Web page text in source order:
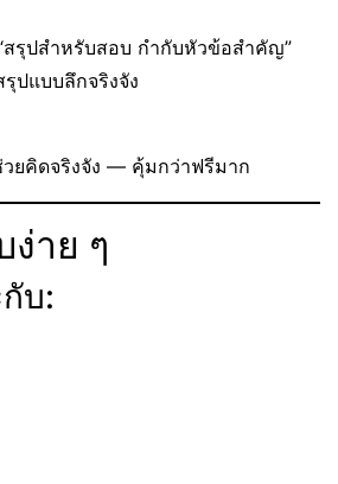
สรุปสำหรับสอบ กำกับหัวข้อสำคัญ”
รุปแบบลึกจริงจัง
ยคิดจริงจัง — คุ้มกว่าฟรีมาก
าย ๆ
บ: